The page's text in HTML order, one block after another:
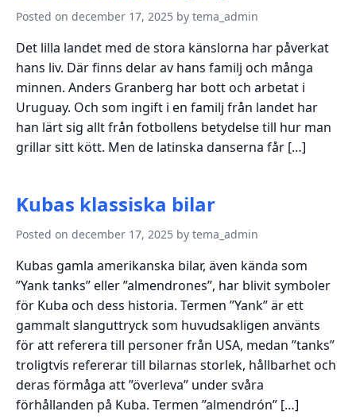
Posted on december 17, 2025 by tema_admin
Det lilla landet med de stora känslorna har påverkat
hans liv. Där finns delar av hans familj och många
minnen. Anders Granberg har bott och arbetat i
Uruguay. Och som ingift i en familj från landet har
han lärt sig allt från fotbollens betydelse till hur man
grillar sitt kött. Men de latinska danserna får […]
Kubas klassiska bilar
Posted on december 17, 2025 by tema_admin
Kubas gamla amerikanska bilar, även kända som
”Yank tanks” eller ”almendrones”, har blivit symboler
för Kuba och dess historia. Termen ”Yank” är ett
gammalt slanguttryck som huvudsakligen använts
för att referera till personer från USA, medan ”tanks”
troligtvis refererar till bilarnas storlek, hållbarhet och
deras förmåga att ”överleva” under svåra
förhållanden på Kuba. Termen ”almendrón” […]